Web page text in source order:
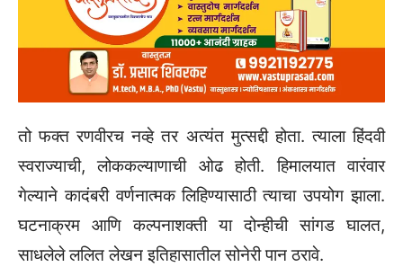
तो फक्त रणवीरच नव्हे तर अत्यंत मुत्सद्दी होता. त्याला हिंदवी
स्वराज्याची, लोककल्याणाची ओढ होती. हिमालयात वारंवार
गेल्याने कादंबरी वर्णनात्मक लिहिण्यासाठी त्याचा उपयोग झाला.
घटनाक्रम आणि कल्पनाशक्ती या दोन्हीची सांगड घालत,
साधलेले ललित लेखन इतिहासातील सोनेरी पान ठरावे.